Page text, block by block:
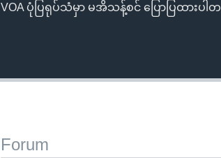
VOA ပုံပြရုပ်သံမှာ မအိသန့်စင် ပြောပြထားပါ
Forum